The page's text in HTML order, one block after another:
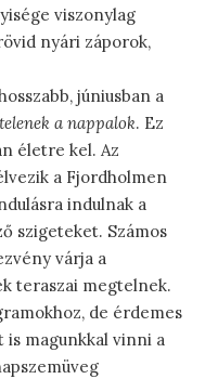
viszonylag
nyári záporok,
júniusban a
a nappalok. Ez
életre kel. Az
a Fjordholmen
indulnak a
szigeteket. Számos
várja a
teraszai megtelnek.
de érdemes
is magunkkal vinni a